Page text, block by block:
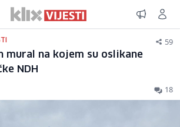
59
mural na kojem su oslikane
NDH
18